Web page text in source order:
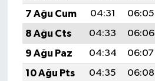
7 Ağu Cum
04:31 06:05
8 Ağu Cts
04:33 06:06
9 Ağu Paz
04:34 06:07
10 Ağu Pts
04:35 06:08